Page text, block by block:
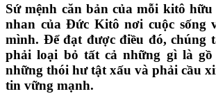
Sứ mệnh căn bản của mỗi kitô
nhan của Đức Kitô nơi cuộc sống
mình. Để đạt được điều đó, chúng
phải loại bỏ tất cả những gì là gồ
những thói hư tật xấu và phải cầu
tin vững mạnh.